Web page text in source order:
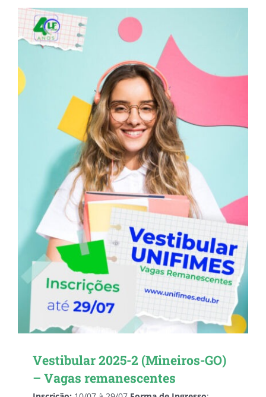
Vestibular 2025-2 (Mineiros-GO)
– Vagas remanescentes